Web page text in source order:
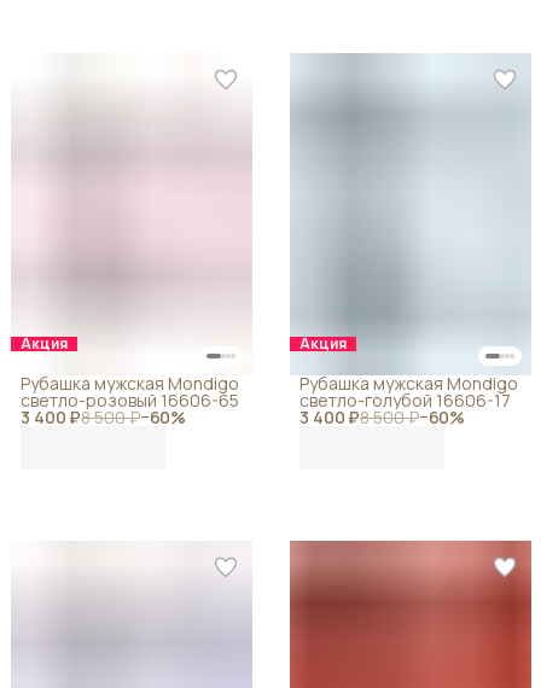
Акция
3 400 ₽8 500 ₽−60%
Рубашка мужская Mondigo
светло-розовый 16606-65
Акция
3 400 ₽8 500 ₽−60%
Рубашка мужская Mondigo
светло-голубой 16606-17